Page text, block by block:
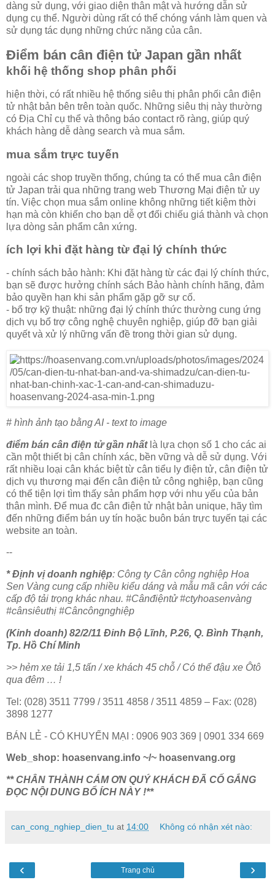
dàng sử dụng, với giao diện thân mật và hướng dẫn sử
dụng cụ thể. Người dùng rất có thể chóng vánh làm quen và
sử dụng tác dụng những chức năng của cân.
Điểm bán cân điện tử Japan gần nhất
khối hệ thống shop phân phối
hiện thời, có rất nhiều hệ thống siêu thị phân phối cân điện
tử nhật bản bên trên toàn quốc. Những siêu thị này thường
có Địa Chỉ cụ thể và thông báo contact rõ ràng, giúp quý
khách hàng dễ dàng search và mua sắm.
mua sắm trực tuyến
ngoài các shop truyền thống, chúng ta có thể mua cân điện
tử Japan trải qua những trang web Thương Mại điện tử uy
tín. Việc chọn mua sắm online không những tiết kiệm thời
hạn mà còn khiến cho bạn dễ ợt đối chiếu giá thành và chọn
lựa dòng sản phẩm cân xứng.
ích lợi khi đặt hàng từ đại lý chính thức
- chính sách bảo hành: Khi đặt hàng từ các đại lý chính thức,
bạn sẽ được hưởng chính sách Bảo hành chính hãng, đảm
bảo quyền hạn khi sản phẩm gặp gỡ sự cố.
- bổ trợ kỹ thuật: những đại lý chính thức thường cung ứng
dịch vụ bổ trợ công nghệ chuyên nghiệp, giúp đỡ bạn giải
quyết và xử lý những vấn đề trong thời gian sử dụng.
# hình ảnh tạo bằng AI - text to image
điểm bán cân điện tử gần nhất là lựa chọn số 1 cho các ai
cần một thiết bị cân chính xác, bền vững và dễ sử dụng. Với
rất nhiều loại cân khác biệt từ cân tiểu ly điện tử, cân điện tử
dịch vụ thương mại đến cân điện tử công nghiệp, bạn cũng
có thể tiện lợi tìm thấy sản phẩm hợp với nhu yếu của bản
thân mình. Để mua đc cân điện tử nhật bản unique, hãy tìm
đến những điểm bán uy tín hoặc buôn bán trực tuyến tại các
website an toàn.
--
* Định vị doanh nghiệp: Công ty Cân công nghiệp Hoa
Sen Vàng cung cấp nhiều kiểu dáng và mẫu mã cân với các
cấp độ tải trọng khác nhau. #Cânđiệntử #ctyhoasenvàng
#cânsiêuthị #Câncôngnghiệp
(Kinh doanh) 82/2/11 Đinh Bộ Lĩnh, P.26, Q. Bình Thạnh,
Tp. Hồ Chí Minh
>> hẻm xe tải 1,5 tấn / xe khách 45 chỗ / Có thể đậu xe Ôtô
qua đêm … !
Tel: (028) 3511 7799 / 3511 4858 / 3511 4859 – Fax: (028)
3898 1277
BÁN LẺ - CÓ KHUYẾN MẠI : 0906 903 369 | 0901 334 669
Web_shop: hoasenvang.info ~/~ hoasenvang.org
** CHÂN THÀNH CÁM ƠN QUÝ KHÁCH ĐÃ CỐ GẮNG
ĐỌC NỘI DUNG BỔ ÍCH NÀY !**
can_cong_nghiep_dien_tu at 14:00 Không có nhận xét nào:
‹ ›
Trang chủ